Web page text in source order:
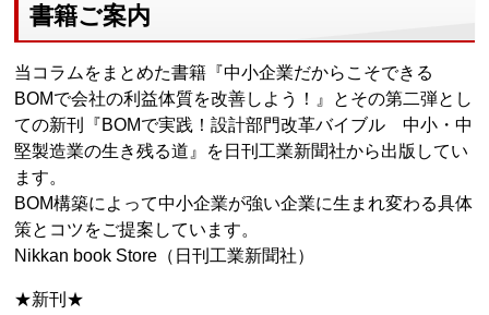
書籍ご案内
当コラムをまとめた書籍『中小企業だからこそできる
BOMで会社の利益体質を改善しよう！』とその第二弾とし
ての新刊『BOMで実践！設計部門改革バイブル 中小・中
堅製造業の生き残る道』を日刊工業新聞社から出版してい
ます。
BOM構築によって中小企業が強い企業に生まれ変わる具体
策とコツをご提案しています。
Nikkan book Store（日刊工業新聞社）
★新刊★